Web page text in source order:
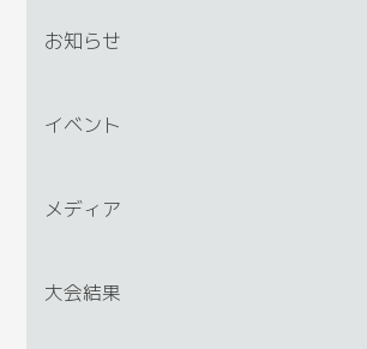
お知らせ
イベント
メディア
大会結果